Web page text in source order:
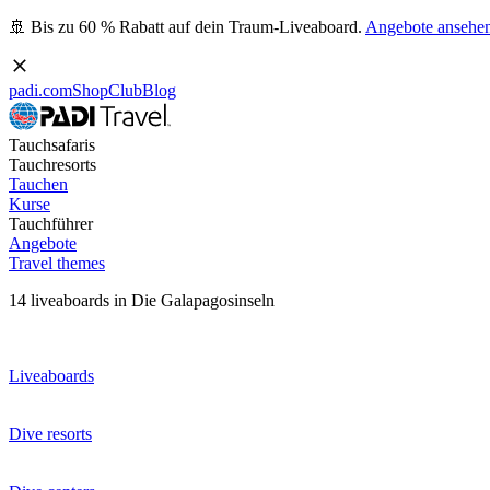
🚢 Bis zu 60 % Rabatt auf dein Traum-Liveaboard. Angebote
padi.comShopClubBlog
Tauchsafaris
Tauchresorts
Tauchen
Kurse
Tauchführer
Angebote
Travel themes
14 liveaboards in Die Galapagosinseln
Liveaboards
Dive resorts